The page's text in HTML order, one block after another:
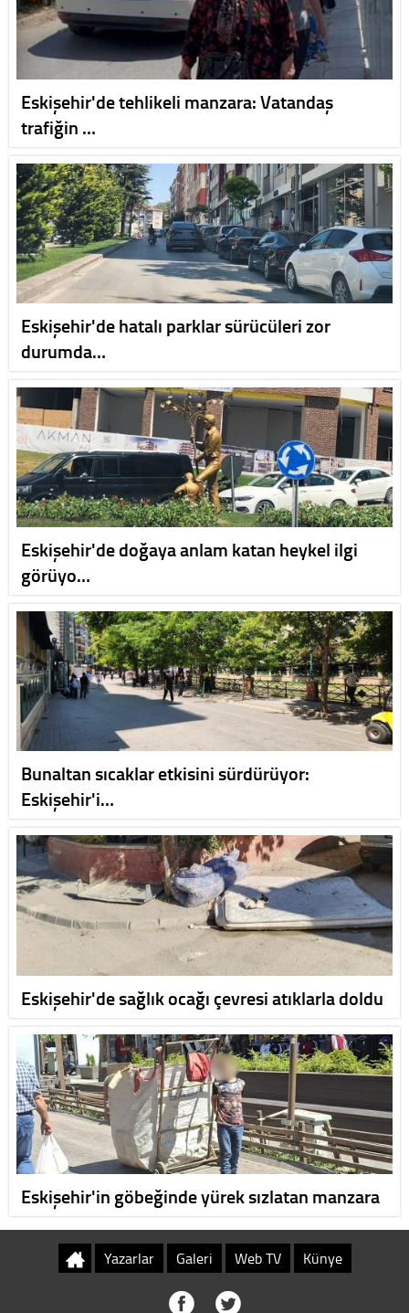
Eskişehir'de tehlikeli manzara: Vatandaş
trafiğin …
Eskişehir'de hatalı parklar sürücüleri zor
durumda…
Eskişehir'de doğaya anlam katan heykel ilgi
görüyo…
Bunaltan sıcaklar etkisini sürdürüyor:
Eskişehir'i…
Eskişehir'de sağlık ocağı çevresi atıklarla doldu
Eskişehir'in göbeğinde yürek sızlatan manzara
Yazarlar Galeri Web TV Künye